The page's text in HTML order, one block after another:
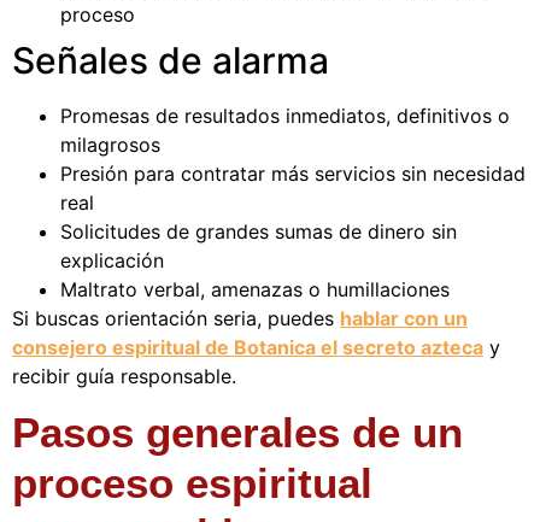
proceso
Señales de alarma
Promesas de resultados inmediatos, definitivos o
milagrosos
Presión para contratar más servicios sin necesidad
real
Solicitudes de grandes sumas de dinero sin
explicación
Maltrato verbal, amenazas o humillaciones
Si buscas orientación seria, puedes hablar con un
consejero espiritual de Botanica el secreto azteca y
recibir guía responsable.
Pasos generales de un
proceso espiritual